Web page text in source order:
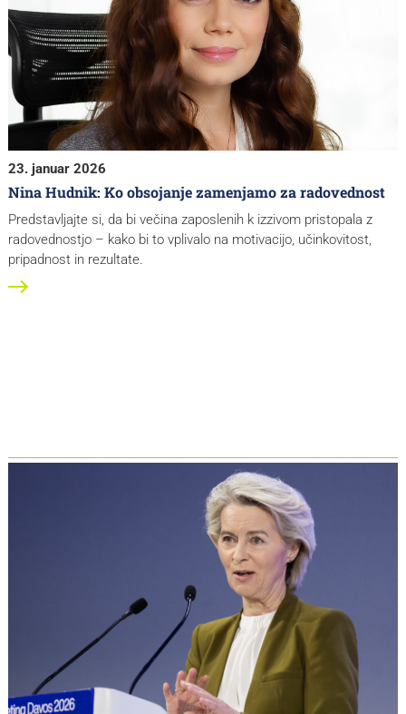
23. januar 2026
Nina Hudnik: Ko obsojanje zamenjamo za radovednost
Predstavljajte si, da bi večina zaposlenih k izzivom pristopala z
radovednostjo – kako bi to vplivalo na motivacijo, učinkovitost,
pripadnost in rezultate.